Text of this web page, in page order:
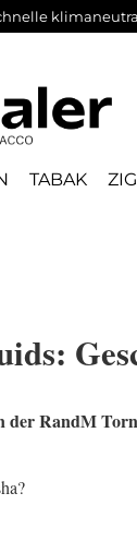
TABAK
der RandM